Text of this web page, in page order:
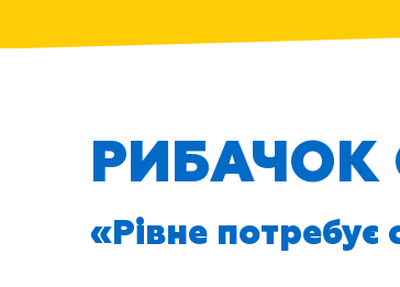
РИБАЧОК
«Рівне потребує